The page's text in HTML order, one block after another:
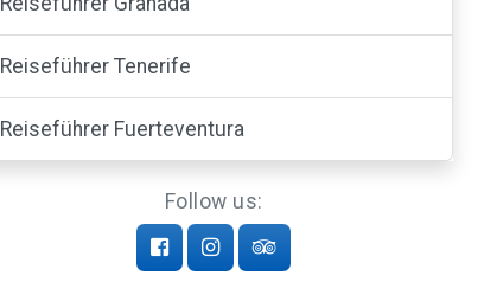
Reiseführer Tenerife
Reiseführer Fuerteventura
Follow us: